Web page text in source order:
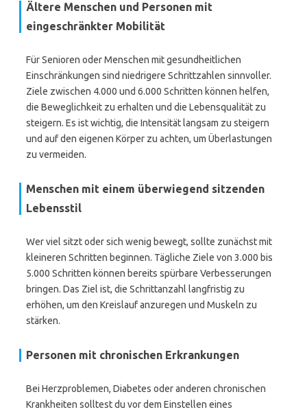
Ältere Menschen und Personen mit
eingeschränkter Mobilität
Für Senioren oder Menschen mit gesundheitlichen
Einschränkungen sind niedrigere Schrittzahlen sinnvoller.
Ziele zwischen 4.000 und 6.000 Schritten können helfen,
die Beweglichkeit zu erhalten und die Lebensqualität zu
steigern. Es ist wichtig, die Intensität langsam zu steigern
und auf den eigenen Körper zu achten, um Überlastungen
zu vermeiden.
Menschen mit einem überwiegend sitzenden
Lebensstil
Wer viel sitzt oder sich wenig bewegt, sollte zunächst mit
kleineren Schritten beginnen. Tägliche Ziele von 3.000 bis
5.000 Schritten können bereits spürbare Verbesserungen
bringen. Das Ziel ist, die Schrittanzahl langfristig zu
erhöhen, um den Kreislauf anzuregen und Muskeln zu
stärken.
Personen mit chronischen Erkrankungen
Bei Herzproblemen, Diabetes oder anderen chronischen
Krankheiten solltest du vor dem Einstellen eines